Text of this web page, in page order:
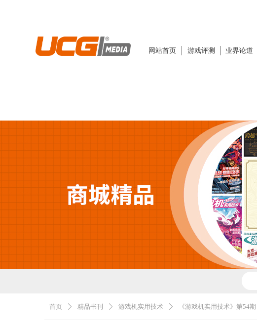
网站首页 业界论道
游戏评测
首页 ꄲ 精品书刊 ꄲ 游戏机实用技术 ꄲ 《游戏机实用技术》第54期